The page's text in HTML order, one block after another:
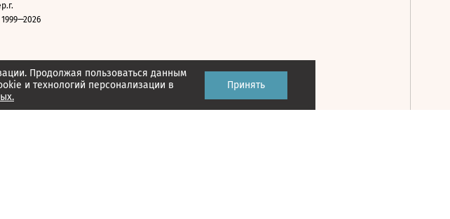
Продолжая пользоваться данным
и технологий персонализации в
Принять